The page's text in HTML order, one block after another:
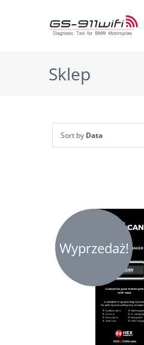
Sklep
Sort by Data
Wyprzedaż!